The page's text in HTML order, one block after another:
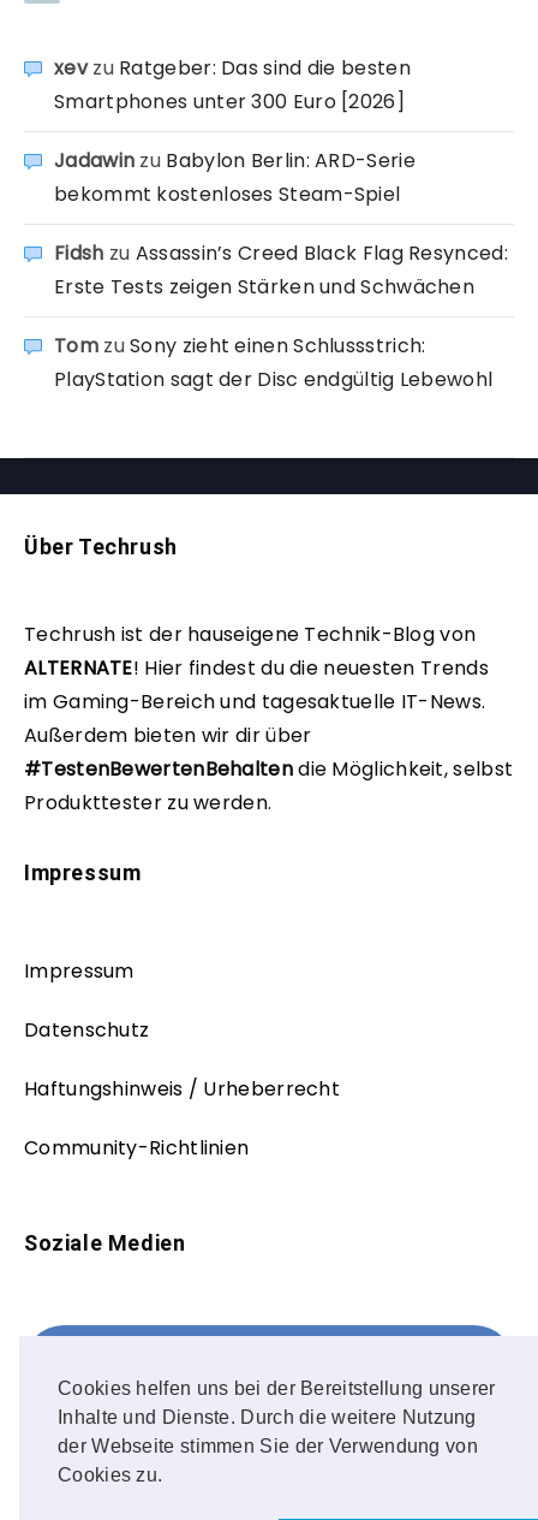
Cookies helfen uns bei der Bereitstellung unserer
Inhalte und Dienste. Durch die weitere Nutzung
der Webseite stimmen Sie der Verwendung von
Cookies zu.
xevzu Ratgeber: Das sind die besten
Smartphones unter 300 Euro [2026]
Jadawin zu Babylon Berlin: ARD-Serie
bekommt kostenloses Steam-Spiel
Fidsh zu Assassin’s Creed Black Flag Resynced:
Erste Tests zeigen Stärken und Schwächen
TomzuSony zieht einen Schlussstrich:
PlayStation sagt der Disc endgültig Lebewohl
Über Techrush
Techrush ist der hauseigene Technik-Blog von
ALTERNATE! Hier findest du die neuesten Trends
im Gaming-Bereich und tagesaktuelle IT-News.
Außerdem bieten wir dir über
#TestenBewertenBehaltendie Möglichkeit, selbst
Produkttester zu werden.
Impressum
Impressum
Datenschutz
Haftungshinweis / Urheberrecht
Community-Richtlinien
Soziale Medien
FOLLOW ME!
Instagram
OUR PHOTOS!